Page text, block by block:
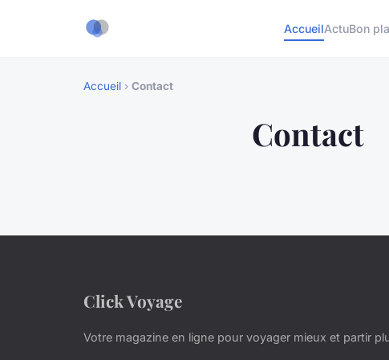
AccueilActuBon
Accueil › Contact
Contact
Click Voyage
Votre magazine en ligne pour voyager mieux et partir